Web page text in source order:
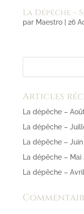
La Dépêche –
par Maestro| 26
Articles
La dépêche –
La dépêche –
La dépêche –
La dépêche – Mai
La dépêche –